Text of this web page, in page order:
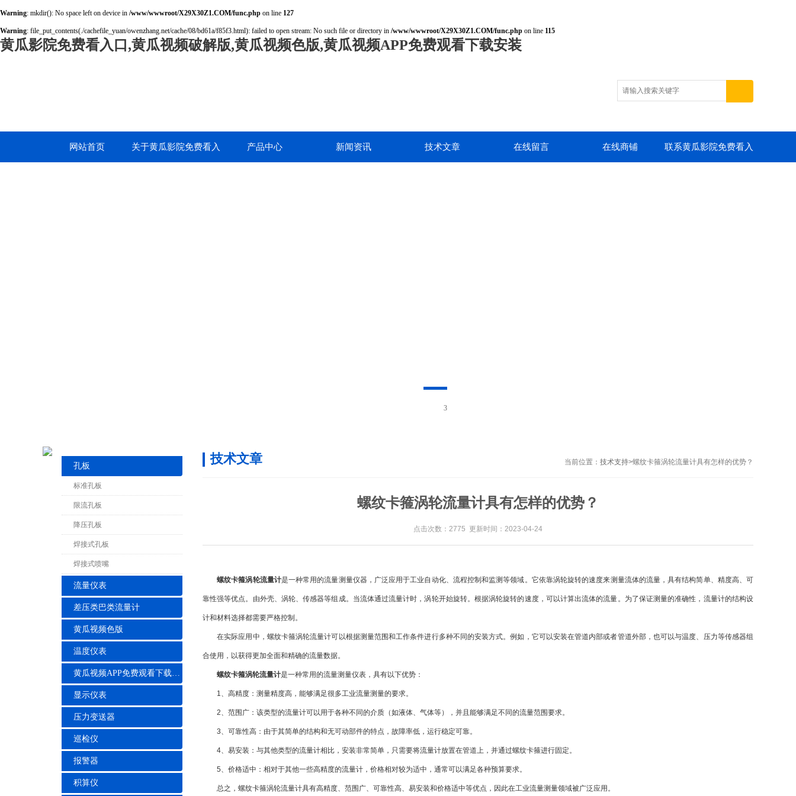
Warning: mkdir(): No space left on device in /www/wwwroot/X29X30Z1.COM/func.php on line 127
Warning: file_put_contents(./cachefile_yuan/owenzhang.net/cache/08/bd61a/f85f3.html): failed to open stream: No such file or directory in /www/wwwroot/X29X30Z1.COM/func.php on line 115
黄瓜影院免费看入口,黄瓜视频破解版,黄瓜视频色版,黄瓜视频APP免费观看下载安装
网站首页 关于黄瓜影院免费看入 产品中心 新闻资讯 技术文章 在线留言 在线商铺 联系黄瓜影院免费看入
3
孔板
标准孔板
限流孔板
降压孔板
焊接式孔板
焊接式喷嘴
流量仪表
差压类巴类流量计
黄瓜视频色版
温度仪表
黄瓜视频APP免费观看下载安装
显示仪表
压力变送器
巡检仪
报警器
积算仪
当前位置： 技术支持>螺纹卡箍涡轮流量计具有怎样的优势？
技术文章
螺纹卡箍涡轮流量计具有怎样的优势？
点击次数：2775 更新时间：2023-04-24
螺纹卡箍涡轮流量计是一种常用的流量测量仪器，广泛应用于工业自动化、流程控制和监测等领域。它依靠涡轮旋转的速度来测量流体的流量，具有结构简单、精度高、可
靠性强等优点。由外壳、涡轮、传感器等组成。当流体通过流量计时，涡轮开始旋转。根据涡轮旋转的速度，可以计算出流体的流量。为了保证测量的准确性，流量计的结构设
计和材料选择都需要严格控制。
在实际应用中，螺纹卡箍涡轮流量计可以根据测量范围和工作条件进行多种不同的安装方式。例如，它可以安装在管道内部或者管道外部，也可以与温度、压力等传感器组
合使用，以获得更加全面和精确的流量数据。
螺纹卡箍涡轮流量计是一种常用的流量测量仪表，具有以下优势：
1、高精度：测量精度高，能够满足很多工业流量测量的要求。
2、范围广：该类型的流量计可以用于各种不同的介质（如液体、气体等），并且能够满足不同的流量范围要求。
3、可靠性高：由于其简单的结构和无可动部件的特点，故障率低，运行稳定可靠。
4、易安装：与其他类型的流量计相比，安装非常简单，只需要将流量计放置在管道上，并通过螺纹卡箍进行固定。
5、价格适中：相对于其他一些高精度的流量计，价格相对较为适中，通常可以满足各种预算要求。
总之，螺纹卡箍涡轮流量计具有高精度、范围广、可靠性高、易安装和价格适中等优点，因此在工业流量测量领域被广泛应用。